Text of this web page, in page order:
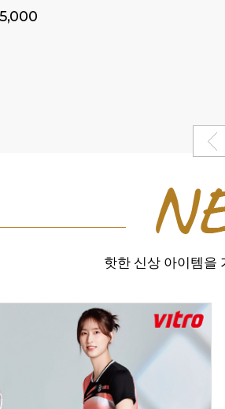
핫한 신상 아이템을